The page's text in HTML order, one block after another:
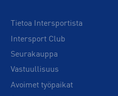
Tietoa Intersportista
Intersport Club
Seurakauppa
Vastuullisuus
Avoimet työpaikat